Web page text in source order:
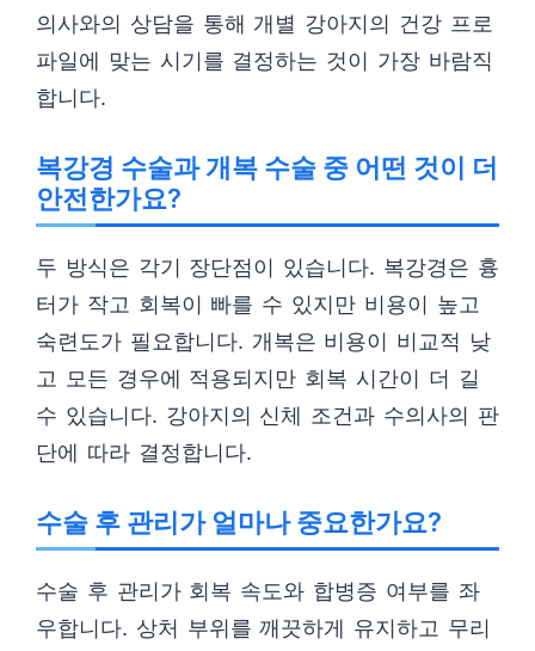
의사와의 상담을 통해 개별 강아지의 건강 프로
파일에 맞는 시기를 결정하는 것이 가장 바람직
합니다.
복강경 수술과 개복 수술 중 어떤 것이 더
안전한가요?
두 방식은 각기 장단점이 있습니다. 복강경은 흉
터가 작고 회복이 빠를 수 있지만 비용이 높고
숙련도가 필요합니다. 개복은 비용이 비교적 낮
고 모든 경우에 적용되지만 회복 시간이 더 길
수 있습니다. 강아지의 신체 조건과 수의사의 판
단에 따라 결정합니다.
수술 후 관리가 얼마나 중요한가요?
수술 후 관리가 회복 속도와 합병증 여부를 좌
우합니다. 상처 부위를 깨끗하게 유지하고 무리